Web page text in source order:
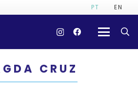
PT EN
CRUZ